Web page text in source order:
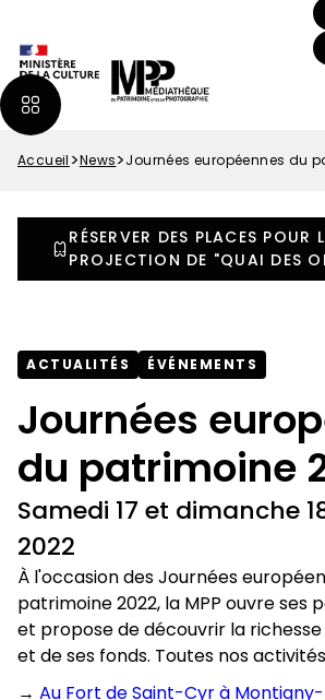
au
contenu
principal
Accueil News Journées européennes du
RÉSERVER DES PLACES POUR
PROJECTION DE "QUAI DES
ACTUALITÉS ÉVÉNEMENTS
Journées
du patrimoine
Samedi 17 et dimanche
2022
À l'occasion des Journées
patrimoine 2022, la MPP ouvre ses
et propose de découvrir la richesse
et de ses fonds. Toutes nos
→ Au Fort de Saint-Cyr à